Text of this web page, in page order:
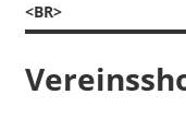
<BR>